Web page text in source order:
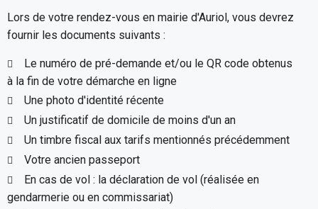
Lors de votre rendez-vous en mairie d'Auriol, vous devrez
fournir les documents suivants :
Le numéro de pré-demande et/ou le QR code obtenus
à la fin de votre démarche en ligne
Une photo d'identité récente
Un justificatif de domicile de moins d'un an
Un timbre fiscal aux tarifs mentionnés précédemment
Votre ancien passeport
En cas de vol : la déclaration de vol (réalisée en
gendarmerie ou en commissariat)